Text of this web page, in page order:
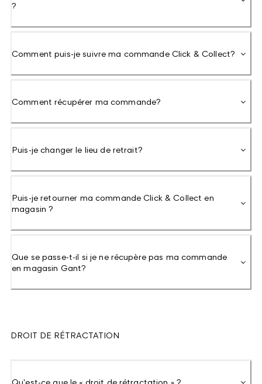
?
Comment puis-je suivre ma commande Click & Collect?
Comment récupérer ma commande?
Puis-je changer le lieu de retrait?
Puis-je retourner ma commande Click & Collect en
magasin ?
Que se passe-t-il si je ne récupère pas ma commande
en magasin Gant?
DROIT DE RÉTRACTATION
Qu'est-ce que le « droit de rétractation » ?